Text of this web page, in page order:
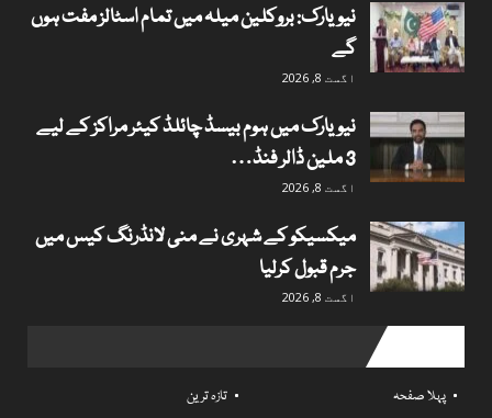
نیویارک: بروکلین میلہ میں تمام اسٹالز مفت ہوں
گے
اگست 8, 2026
نیویارک میں ہوم بیسڈ چائلڈ کیئر مراکز کے لیے
3 ملین ڈالر فنڈ…
اگست 8, 2026
میکسیکو کے شہری نے منی لانڈرنگ کیس میں
جرم قبول کرلیا
اگست 8, 2026
پہلا صفحہ تازہ ترین